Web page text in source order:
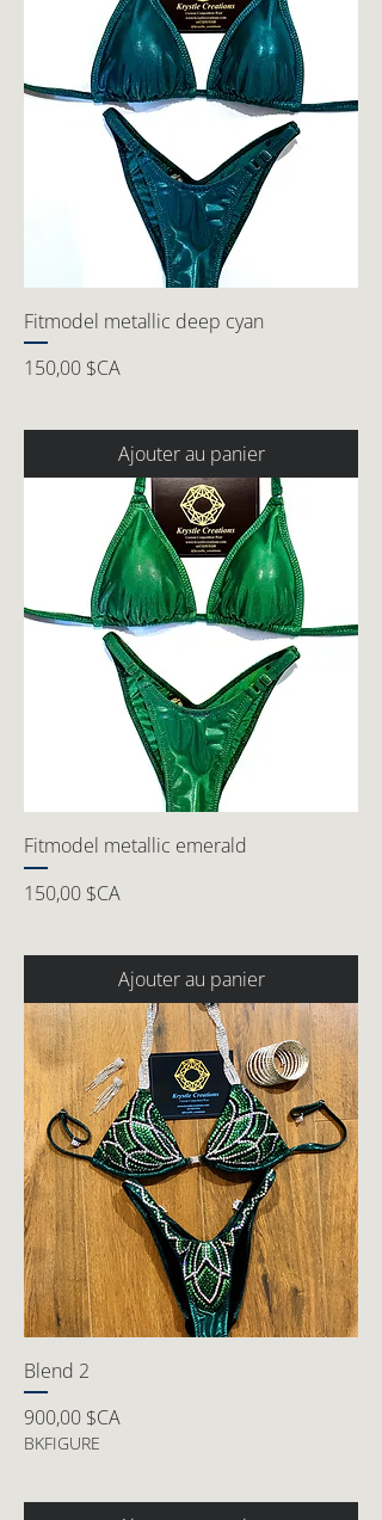
Fitmodel metallic deep cyan
Prix
150,00 $CA
Ajouter au panier
Fitmodel metallic emerald
Prix
150,00 $CA
Ajouter au panier
Blend 2
Prix
900,00 $CA
BKFIGURE